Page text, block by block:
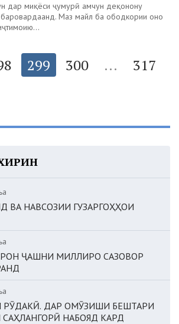
дар миқёси ҷумҳурӣ ҳамчун деҳқонону
Маҳз майл ба ободкории онҳо
299 300 ... 317
ВА НАВСОЗИИ ГУЗАРГОҲҲОИ
ҶАШНИ МИЛЛИРО САЗОВОР
РӮДАКӢ. ДАР ОМӮЗИШИ БЕШТАРИ
НАБОЯД КАРД